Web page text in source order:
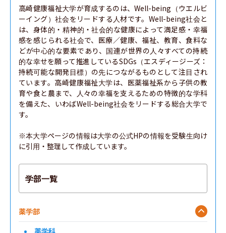
高崎健康福祉大学が育成するのは、Well-being（ウエルビ
ーイング）社会をリードする人材です。Well-being社会と
は、身体的・精神的・社会的な健康によって満足感・幸福
感を感じられる社会で、医療／健康、福祉、教育、食料な
どが中心的な要素であり、国連が世界の人々すべての持続
的な幸せを願って推進しているSDGs（エスディージーズ：
持続可能な開発目標）の先につながるものとして注目され
ています。高崎健康福祉大学は、医薬福祉系から子供の教
育や食と農まで、人々の幸福を支えるための特徴的な学科
を備えた、いわばWell-being社会をリードする総合大学で
す。
※本大学ページの情報は大学の公式HPの情報を受験生向け
に引用・整理して作成しています。
学部一覧
薬学部
薬学科